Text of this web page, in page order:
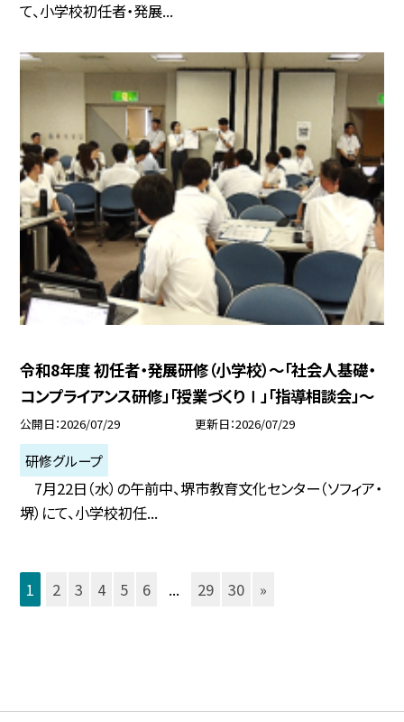
て、小学校初任者・発展...
令和8年度 初任者・発展研修（小学校）～「社会人基礎・
コンプライアンス研修」「授業づくりⅠ」「指導相談会」～
公開日 2026/07/29 更新日 2026/07/29
研修グループ
7月22日（水）の午前中、堺市教育文化センター（ソフィア・
堺）にて、小学校初任...
1 2 3 4 5 6 ... 29 30 »